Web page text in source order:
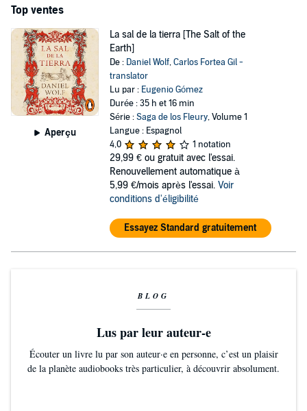
Top ventes
Aperçu
La sal de la tierra [The Salt of the
Earth]
De : Daniel Wolf,Carlos Fortea Gil -
translator
Lu par : Eugenio Gómez
Durée : 35 h et 16 min
Série :Saga de los Fleury, Volume 1
Langue : Espagnol
4,0
1 notation
29,99 € ou gratuit avec l'essai.
Renouvellement automatique à
5,99 €/mois après l'essai. Voir
conditions d'éligibilité
Essayez Standard gratuitement
BLOG
Lus par leur auteur-e
Écouter un livre lu par son auteur·e en personne, c’est un plaisir
de la planète audiobooks très particulier, à découvrir absolument.